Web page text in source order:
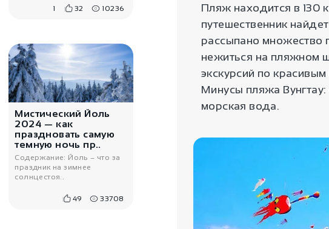
550₽
Наклейка на руку
Райский цветок
1 32 10236
Мистический Йоль
2024 — как
праздновать самую
темную ночь пр..
Содержание: Йоль – что за
праздник на зимнее
солнцестоя..
49 33708
Пляж находится в 130
путешественник
рассыпано множество
нежиться на пляжном
экскурсий по
Минусы пляжа
морская вода.